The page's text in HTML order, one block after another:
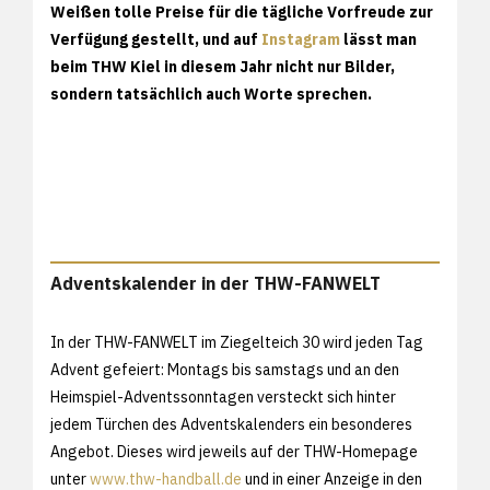
Weißen tolle Preise für die tägliche Vorfreude zur
Verfügung gestellt, und auf Instagram lässt man
beim THW Kiel in diesem Jahr nicht nur Bilder,
sondern tatsächlich auch Worte sprechen.
Adventskalender in der THW-FANWELT
In der THW-FANWELT im Ziegelteich 30 wird jeden Tag
Advent gefeiert: Montags bis samstags und an den
Heimspiel-Adventssonntagen versteckt sich hinter
jedem Türchen des Adventskalenders ein besonderes
Angebot. Dieses wird jeweils auf der THW-Homepage
unterwww.thw-handball.de und in einer Anzeige in den